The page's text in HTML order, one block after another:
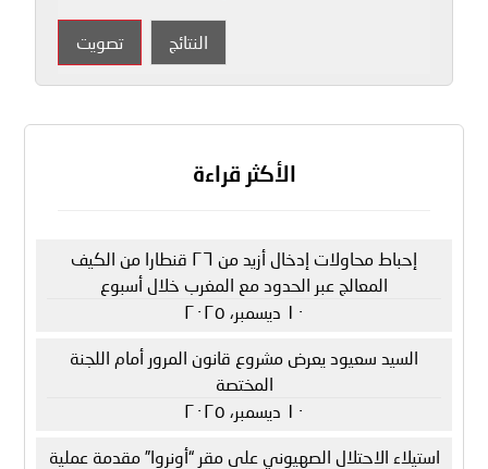
النتائج تصويت
الأكثر قراءة
إحباط محاولات إدخال أزيد من ٢٦ قنطارا من الكيف
المعالج عبر الحدود مع المغرب خلال أسبوع
١٠ ديسمبر، ٢٠٢٥
السيد سعيود يعرض مشروع قانون المرور أمام اللجنة
المختصة
١٠ ديسمبر، ٢٠٢٥
استيلاء الاحتلال الصهيوني على مقر “أونروا” مقدمة عملية